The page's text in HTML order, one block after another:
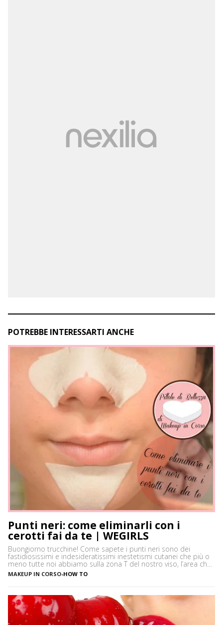
POTREBBE INTERESSARTI ANCHE
Punti neri: come eliminarli con i
cerotti fai da te | WEGIRLS
Buongiorno trucchine! Come sapete i punti neri sono dei
fastidiosissimi e indesideratissimi inestetismi cutanei che più o
meno tutte noi abbiamo sulla zona T del nostro viso, l’area che
è più spesso vittima di impurità e alterazioni del pH della pelle,
soprattutto se si ha la pelle grassa e non si usano prodotti
MAKEUP IN CORSO-HOW TO